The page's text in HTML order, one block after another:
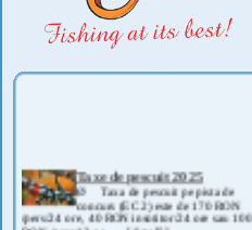
Taxe de pescuit 2025
Ø Taxa de pescuit pe pista de
concurs (EC 2) este de 170 RON
/pers/24 ore, 40 RON insotitor/24 ore sau 100
RON /pers/12 or .....[detalii]